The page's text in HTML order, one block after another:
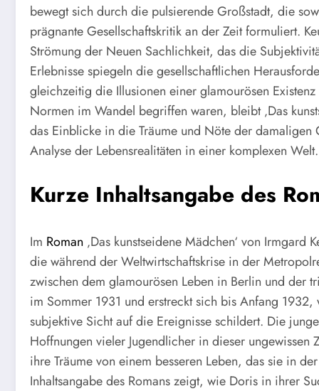
bewegt sich durch die pulsierende Großstadt, die
prägnante Gesellschaftskritik an der Zeit formuliert.
Strömung der Neuen Sachlichkeit, das die
Erlebnisse spiegeln die gesellschaftlichen
gleichzeitig die Illusionen einer glamourösen
Normen im Wandel begriffen waren, bleibt ‚Das
das Einblicke in die Träume und Nöte der
Analyse der Lebensrealitäten in einer komplexen Welt.
Kurze Inhaltsangabe des
Im Roman ‚Das kunstseidene Mädchen‘ von
die während der Weltwirtschaftskrise in der
zwischen dem glamourösen Leben in Berlin und der
im Sommer 1931 und erstreckt sich bis Anfang
subjektive Sicht auf die Ereignisse schildert. Die
Hoffnungen vieler Jugendlicher in dieser
ihre Träume von einem besseren Leben, das sie in
Inhaltsangabe des Romans zeigt, wie Doris in ihrer